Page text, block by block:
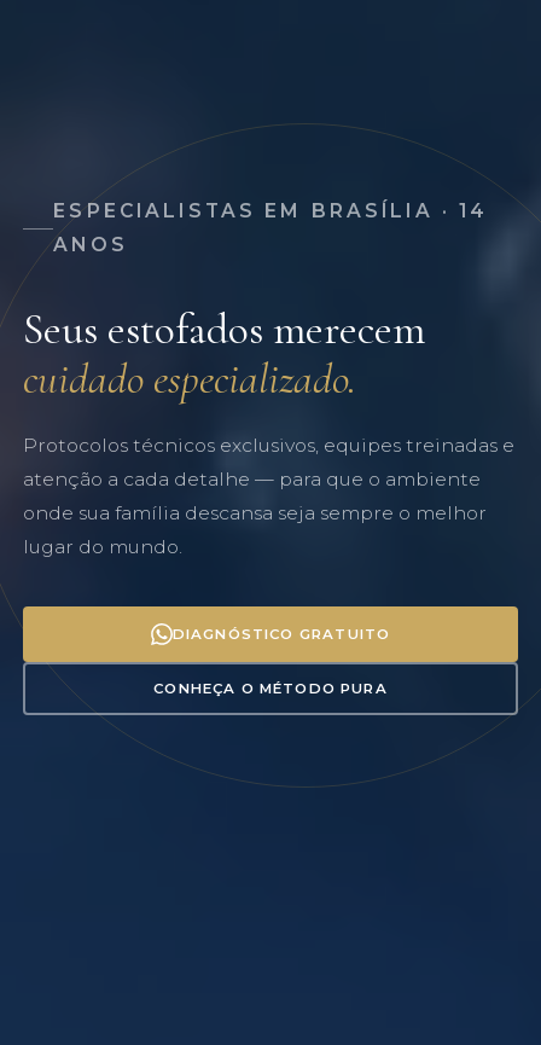
ESPECIALISTAS EM BRASÍLIA · 14
ANOS
Seus estofados merecem
cuidado especializado.
Protocolos técnicos exclusivos, equipes treinadas e
atenção a cada detalhe — para que o ambiente
onde sua família descansa seja sempre o melhor
lugar do mundo.
DIAGNÓSTICO GRATUITO
CONHEÇA O MÉTODO PURA